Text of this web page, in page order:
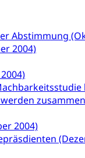
Abstimmung
2004)
2004)
vor stationär,
(EL) (WAS
Behinderung,